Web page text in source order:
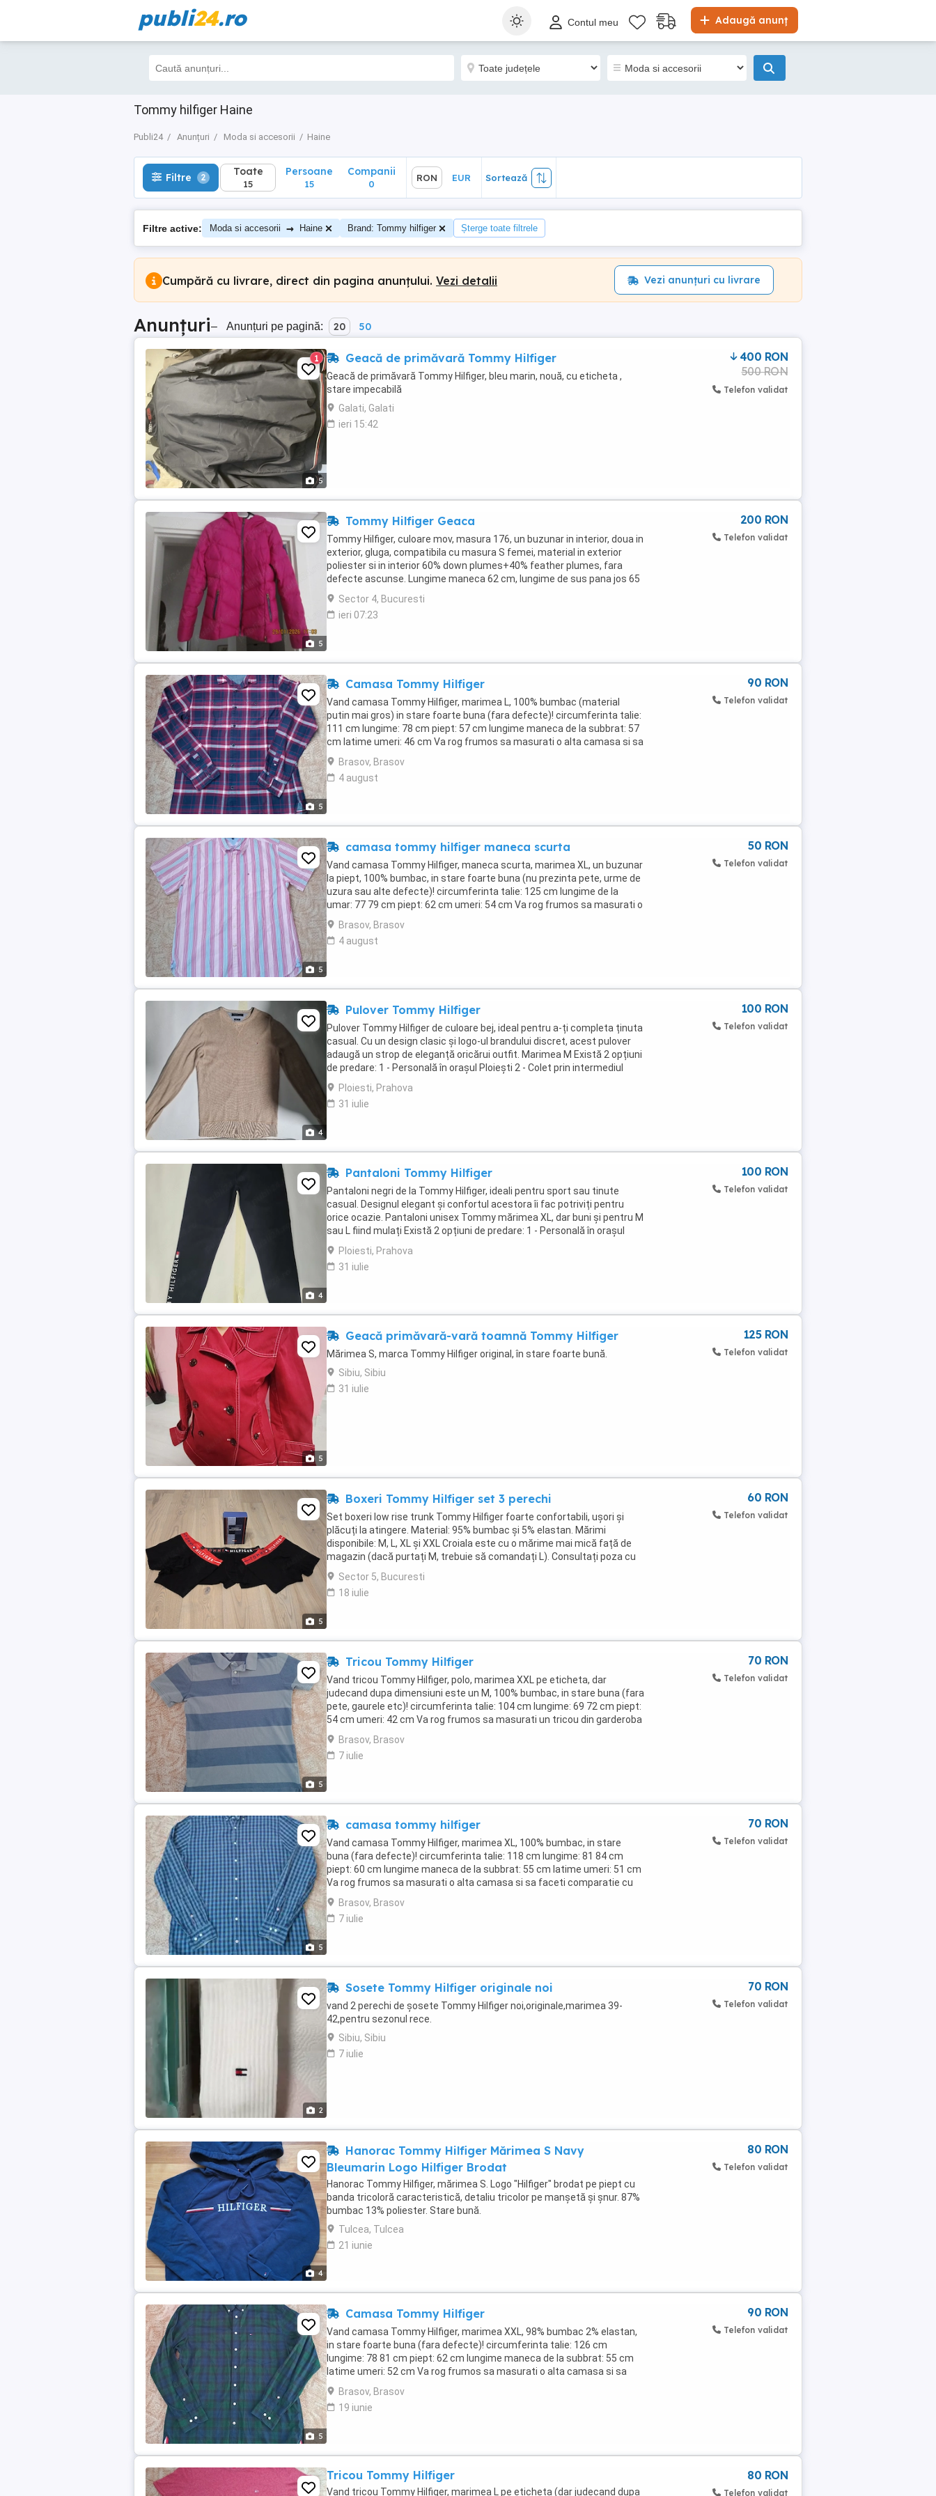
publi24.ro Adaugă anunț
Contul meu
Tommy hilfiger Haine
Publi24 Anunțuri Moda si accesorii Haine
Filtre 2 Toate
15
Sortează
Filtre 2 Toate
15
Persoane
15
Companii
0
RON EUR Sortează
Filtre active: Moda si accesorii → Haine Brand: Tommy hilfiger Șterge toate filtrele
Cumpără cu livrare, direct din pagina anunțului. Vezi detalii Vezi anunțuri cu livrare
Anunțuri– Anunțuri pe pagină: 20 50
5
1 Geacă de primăvară Tommy Hilfiger
Geacă de primăvară Tommy Hilfiger, bleu marin, nouă, cu eticheta ,
stare impecabilă
Galati, Galati
ieri 15:42
400 RON
500 RON
Telefon validat
5
Tommy Hilfiger Geaca
Tommy Hilfiger, culoare mov, masura 176, un buzunar in interior, doua in
exterior, gluga, compatibila cu masura S femei, material in exterior
poliester si in interior 60% down plumes+40% feather plumes, fara
defecte ascunse. Lungime maneca 62 cm, lungime de sus pana jos 65
cm, latime piept 50 cm.
Sector 4, Bucuresti
ieri 07:23
200 RON
Telefon validat
5
Camasa Tommy Hilfiger
Vand camasa Tommy Hilfiger, marimea L, 100% bumbac (material
putin mai gros) in stare foarte buna (fara defecte)! circumferinta talie:
111 cm lungime: 78 cm piept: 57 cm lungime maneca de la subbrat: 57
cm latime umeri: 46 cm Va rog frumos sa masurati o alta camasa si sa
faceti comparatie cu dimensiunile ...
Brasov, Brasov
4 august
90 RON
Telefon validat
5
camasa tommy hilfiger maneca scurta
Vand camasa Tommy Hilfiger, maneca scurta, marimea XL, un buzunar
la piept, 100% bumbac, in stare foarte buna (nu prezinta pete, urme de
uzura sau alte defecte)! circumferinta talie: 125 cm lungime de la
umar: 77 79 cm piept: 62 cm umeri: 54 cm Va rog frumos sa masurati o
alta camasa si sa faceti comparatie ...
Brasov, Brasov
4 august
50 RON
Telefon validat
4
Pulover Tommy Hilfiger
Pulover Tommy Hilfiger de culoare bej, ideal pentru a-ți completa ținuta
casual. Cu un design clasic și logo-ul brandului discret, acest pulover
adaugă un strop de eleganță oricărui outfit. Marimea M Există 2 opțiuni
de predare: 1 - Personală în orașul Ploiești 2 - Colet prin intermediul
aplicației ...
Ploiesti, Prahova
31 iulie
100 RON
Telefon validat
4
Pantaloni Tommy Hilfiger
Pantaloni negri de la Tommy Hilfiger, ideali pentru sport sau tinute
casual. Designul elegant și confortul acestora îi fac potriviți pentru
orice ocazie. Pantaloni unisex Tommy mărimea XL, dar buni și pentru M
sau L fiind mulați Există 2 opțiuni de predare: 1 - Personală în orașul
Ploiești 2 - Colet ...
Ploiesti, Prahova
31 iulie
100 RON
Telefon validat
5
Geacă primăvară-vară toamnă Tommy Hilfiger
Mărimea S, marca Tommy Hilfiger original, în stare foarte bună.
Sibiu, Sibiu
31 iulie
125 RON
Telefon validat
5
Boxeri Tommy Hilfiger set 3 perechi
Set boxeri low rise trunk Tommy Hilfiger foarte confortabili, ușori și
plăcuți la atingere. Material: 95% bumbac și 5% elastan. Mărimi
disponibile: M, L, XL și XXL Croiala este cu o mărime mai mică față de
magazin (dacă purtați M, trebuie să comandați L). Consultați poza cu
dimensiuni în centimetri, ...
Sector 5, Bucuresti
18 iulie
60 RON
Telefon validat
5
Tricou Tommy Hilfiger
Vand tricou Tommy Hilfiger, polo, marimea XXL pe eticheta, dar
judecand dupa dimensiuni este un M, 100% bumbac, in stare buna (fara
pete, gaurele etc)! circumferinta talie: 104 cm lungime: 69 72 cm piept:
54 cm umeri: 42 cm Va rog frumos sa masurati un tricou din garderoba
dumneavoastra si sa comparati ...
Brasov, Brasov
7 iulie
70 RON
Telefon validat
5
camasa tommy hilfiger
Vand camasa Tommy Hilfiger, marimea XL, 100% bumbac, in stare
buna (fara defecte)! circumferinta talie: 118 cm lungime: 81 84 cm
piept: 60 cm lungime maneca de la subbrat: 55 cm latime umeri: 51 cm
Va rog frumos sa masurati o alta camasa si sa faceti comparatie cu
dimensiunile scrise de mine (va multumesc ...
Brasov, Brasov
7 iulie
70 RON
Telefon validat
2
Sosete Tommy Hilfiger originale noi
vand 2 perechi de șosete Tommy Hilfiger noi,originale,marimea 39-
42,pentru sezonul rece.
Sibiu, Sibiu
7 iulie
70 RON
Telefon validat
4
Hanorac Tommy Hilfiger Mărimea S Navy
Bleumarin Logo Hilfiger Brodat
Hanorac Tommy Hilfiger, mărimea S. Logo "Hilfiger" brodat pe piept cu
banda tricoloră caracteristică, detaliu tricolor pe manșetă și șnur. 87%
bumbac 13% poliester. Stare bună.
Tulcea, Tulcea
21 iunie
80 RON
Telefon validat
5
Camasa Tommy Hilfiger
Vand camasa Tommy Hilfiger, marimea XXL, 98% bumbac 2% elastan,
in stare foarte buna (fara defecte)! circumferinta talie: 126 cm
lungime: 78 81 cm piept: 62 cm lungime maneca de la subbrat: 55 cm
latime umeri: 52 cm Va rog frumos sa masurati o alta camasa si sa
faceti comparatie cu dimensiunile scrise ...
Brasov, Brasov
19 iunie
90 RON
Telefon validat
Tricou Tommy Hilfiger
Vand tricou Tommy Hilfiger, marimea L pe eticheta (dar judecand dupa
80 RON
Telefon validat